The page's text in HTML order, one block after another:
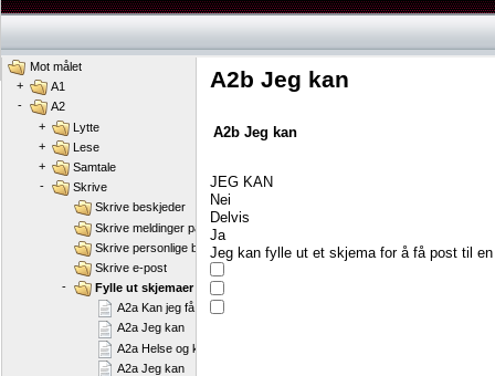
A2b Jeg kan
A2b Jeg kan
JEG KAN
Nei
Delvis
Ja
Jeg kan fylle ut et skjema for å få post til en
Mot målet
+
A1
-
A2
+
Lytte
+
Lese
+
Samtale
-
Skrive
Skrive beskjeder
Skrive meldinger på SMS
Skrive personlige brev
Skrive e-post
-
Fylle ut skjemaer
A2a Kan jeg få fri?
A2a Jeg kan
A2a Helse og kosthold
A2a Jeg kan